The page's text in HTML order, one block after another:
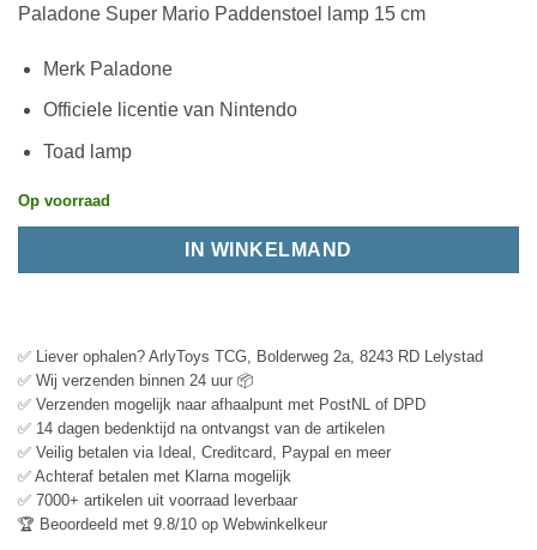
Paladone Super Mario Paddenstoel lamp 15 cm
Merk Paladone
Officiele licentie van Nintendo
Toad lamp
Op voorraad
IN WINKELMAND
✅ Liever ophalen? ArlyToys TCG, Bolderweg 2a, 8243 RD Lelystad
✅ Wij verzenden binnen 24 uur 📦
✅ Verzenden mogelijk naar afhaalpunt met PostNL of DPD
✅ 14 dagen bedenktijd na ontvangst van de artikelen
✅ Veilig betalen via Ideal, Creditcard, Paypal en meer
✅ Achteraf betalen met Klarna mogelijk
✅ 7000+ artikelen uit voorraad leverbaar
🏆 Beoordeeld met 9.8/10 op Webwinkelkeur